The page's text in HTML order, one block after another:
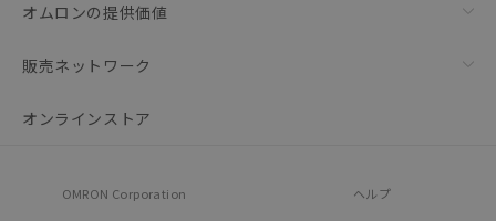
オムロンの提供価値
販売ネットワーク
オンラインストア
OMRON Corporation ヘルプ